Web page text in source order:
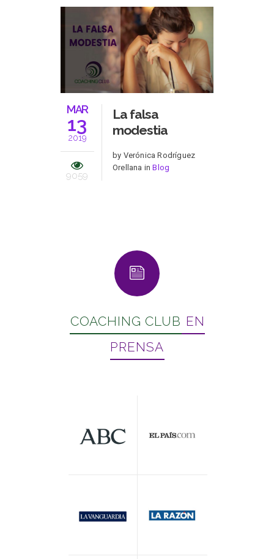
MAR
13
2019
9059
La falsa
modestia
by Verónica Rodríguez
Orellana inBlog
COACHING CLUB EN
PRENSA